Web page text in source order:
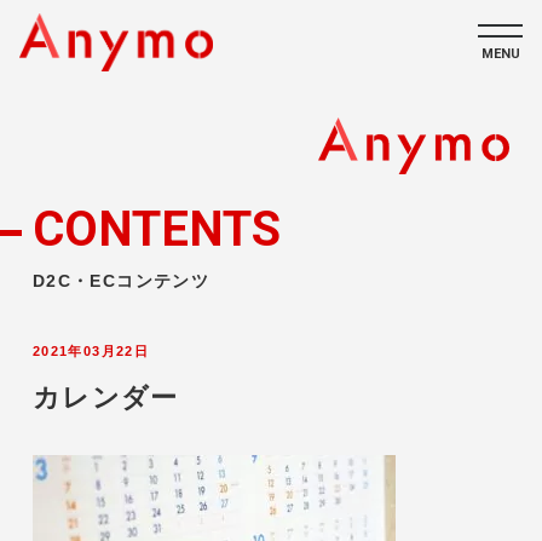
私たちについて
MENU
CONTENTS
D2C・ECコンテンツ
2021年03月22日
カレンダー